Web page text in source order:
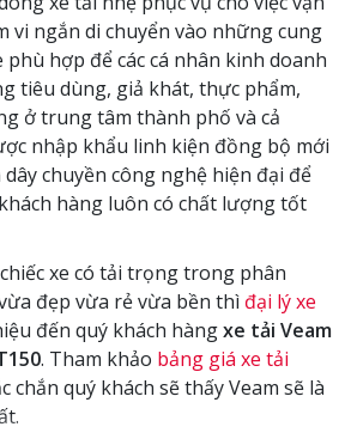
vi ngắn di chuyển vào những cung
hợp để các cá nhân kinh doanh
tiêu dùng, giả khát, thực phẩm,
ở trung tâm thành phố và cả
nhập khẩu linh kiện đồng bộ mới
chuyền công nghệ hiện đại để
hàng luôn có chất lượng tốt
xe có tải trọng trong phân
đẹp vừa rẻ vừa bền thì đại lý xe
đến quý khách hàngxe tải Veam
. Tham khảo bảng giá xe tải
chắn quý khách sẽ thấy Veam sẽ là